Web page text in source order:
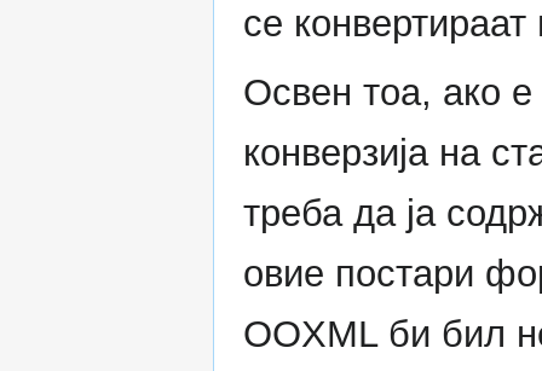
се конвертираат
Освен тоа, ако
конверзија на
треба да ја
овие постари
OOXML би бил